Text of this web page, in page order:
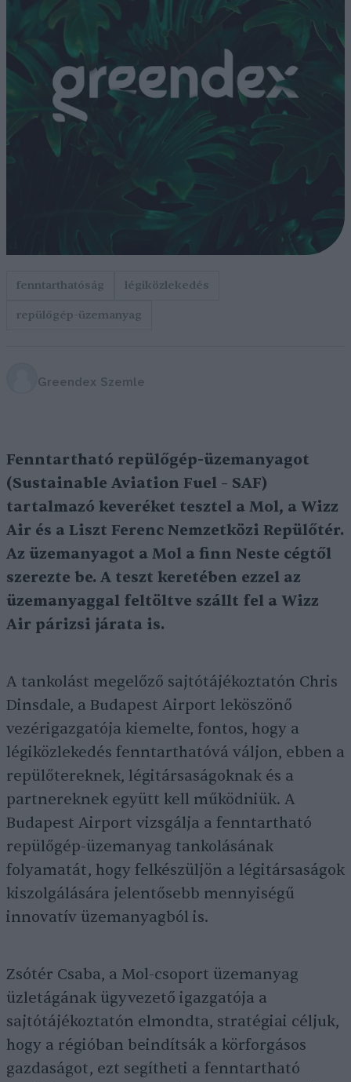
fenntarthatóság
légiközlekedés
repülőgép-üzemanyag
Greendex Szemle
Fenntartható repülőgép-üzemanyagot
(Sustainable Aviation Fuel – SAF)
tartalmazó keveréket tesztel a Mol, a Wizz
Air és a Liszt Ferenc Nemzetközi Repülőtér.
Az üzemanyagot a Mol a finn Neste cégtől
szerezte be. A teszt keretében ezzel az
üzemanyaggal feltöltve szállt fel a Wizz
Air párizsi járata is.
A tankolást megelőző sajtótájékoztatón Chris
Dinsdale, a Budapest Airport leköszönő
vezérigazgatója kiemelte, fontos, hogy a
légiközlekedés fenntarthatóvá váljon, ebben a
repülőtereknek, légitársaságoknak és a
partnereknek együtt kell működniük. A
Budapest Airport vizsgálja a fenntartható
repülőgép-üzemanyag tankolásának
folyamatát, hogy felkészüljön a légitársaságok
kiszolgálására jelentősebb mennyiségű
innovatív üzemanyagból is.
Zsótér Csaba, a Mol-csoport üzemanyag
üzletágának ügyvezető igazgatója a
sajtótájékoztatón elmondta, stratégiai céljuk,
hogy a régióban beindítsák a körforgásos
gazdaságot, ezt segítheti a fenntartható